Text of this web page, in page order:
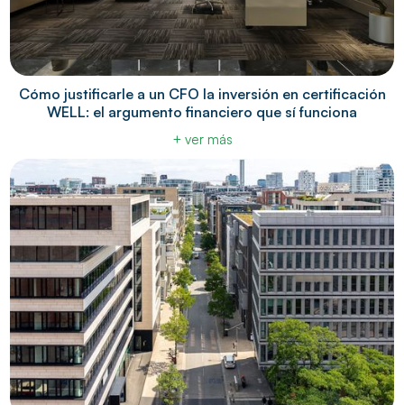
Cómo justificarle a un CFO la inversión en certificación
WELL: el argumento financiero que sí funciona
+ ver más